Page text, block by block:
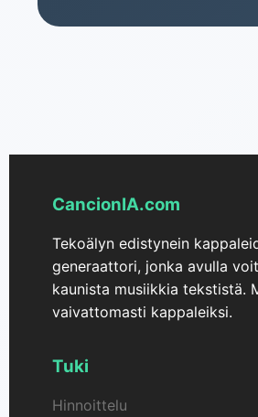
CancionIA.com
Tekoälyn edistynein
generaattori, jonka avulla
kaunista musiikkia tekstistä.
vaivattomasti kappaleiksi.
Tuki
Hinnoittelu